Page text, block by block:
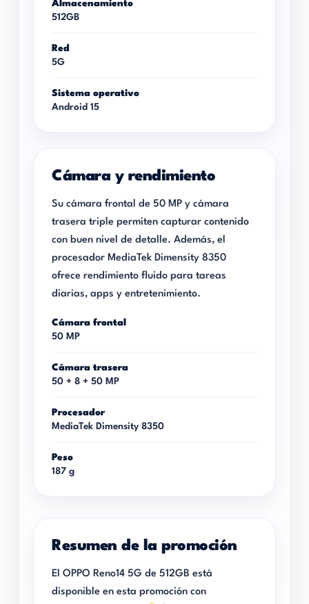
Almacenamiento
512GB
Red
5G
Sistema operativo
Android 15
Cámara y rendimiento
Su cámara frontal de 50 MP y cámara
trasera triple permiten capturar contenido
con buen nivel de detalle. Además, el
procesador MediaTek Dimensity 8350
ofrece rendimiento fluido para tareas
diarias, apps y entretenimiento.
Cámara frontal
50 MP
Cámara trasera
50 + 8 + 50 MP
Procesador
MediaTek Dimensity 8350
Peso
187 g
Resumen de la promoción
El OPPO Reno14 5G de 512GB está
disponible en esta promoción con